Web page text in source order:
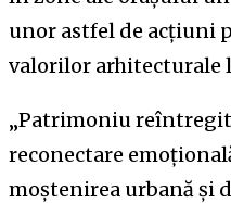
unor astfel de acțiuni
valorilor arhitecturale
„Patrimoniu
reconectare
moștenirea urbană și